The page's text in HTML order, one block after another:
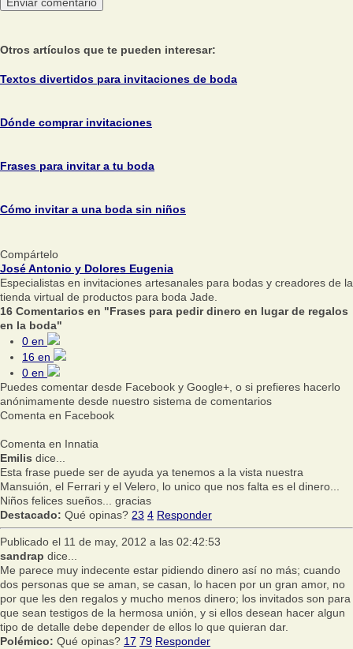
Otros artículos que te pueden interesar:
Textos divertidos para invitaciones de boda
Dónde comprar invitaciones
Frases para invitar a tu boda
Cómo invitar a una boda sin niños
Compártelo
José Antonio y Dolores Eugenia
Especialistas en invitaciones artesanales para bodas y creadores de la
tienda virtual de productos para boda Jade.
16 Comentarios en "Frases para pedir dinero en lugar de regalos
en la boda"
0 en
16 en
0 en
Puedes comentar desde Facebook y Google+, o si prefieres hacerlo
anónimamente desde nuestro sistema de comentarios
Comenta en Facebook
Comenta en Innatia
Emilis dice...
Esta frase puede ser de ayuda ya tenemos a la vista nuestra
Mansuión, el Ferrari y el Velero, lo unico que nos falta es el dinero...
Niños felices sueños... gracias
Destacado: Qué opinas? 23 4 Responder
Publicado el 11 de may, 2012 a las 02:42:53
sandrap dice...
Me parece muy indecente estar pidiendo dinero así no más; cuando
dos personas que se aman, se casan, lo hacen por un gran amor, no
por que les den regalos y mucho menos dinero; los invitados son para
que sean testigos de la hermosa unión, y si ellos desean hacer algun
tipo de detalle debe depender de ellos lo que quieran dar.
Polémico: Qué opinas? 17 79 Responder